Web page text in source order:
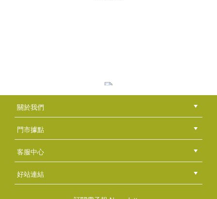
皂彩紙~尊爵薔薇
關於我們
公司簡介
品牌故事
最新消息
隱私權聲明
版權聲明
門市據點
總部
北區
中區
南區
東區
海外
客服中心
會員等級
購物流程
訂單查詢
常見問題
海外訂購流程
連絡我們
下載專區
紅利點數
好站連結